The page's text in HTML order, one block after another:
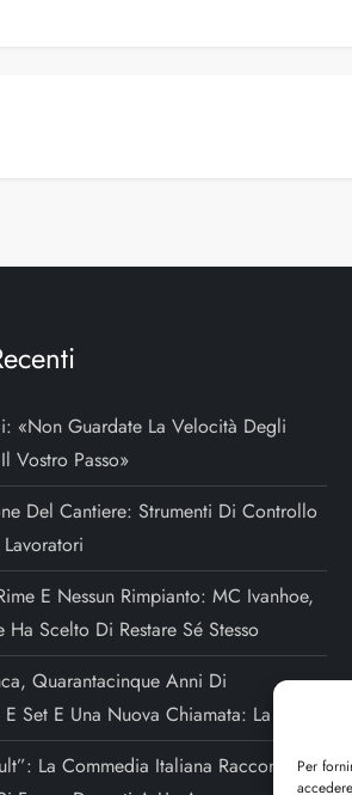
Per
«Non Guardate La Velocità Degli
Vostro Passo»
Del Cantiere: Strumenti Di Controllo
E Nessun Rimpianto: MC Ivanhoe,
Ha Scelto Di Restare Sé Stesso
Quarantacinque Anni Di
Set E Una Nuova Chiamata: La Regia
La Commedia Italiana Raccontata